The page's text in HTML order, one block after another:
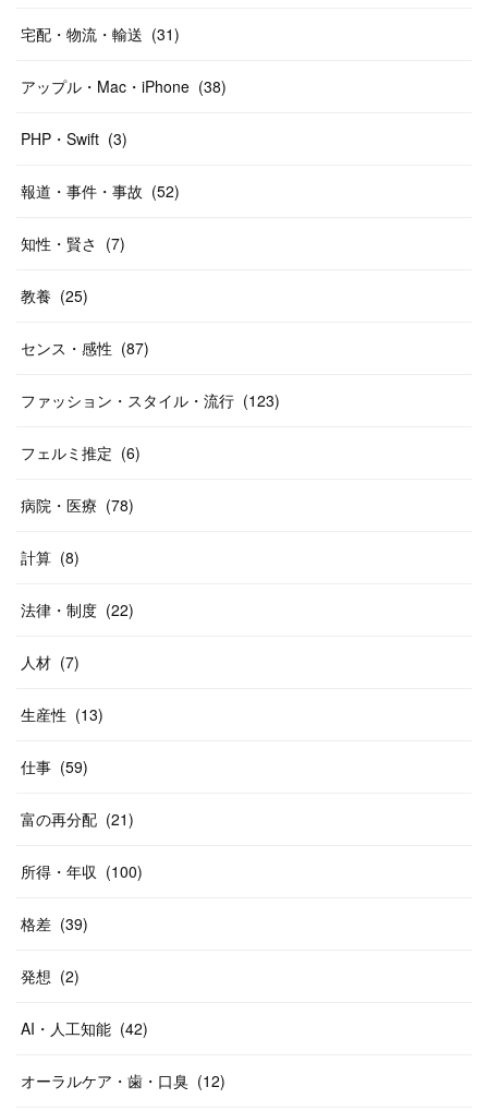
宅配・物流・輸送 (31)
アップル・Mac・iPhone (38)
PHP・Swift (3)
報道・事件・事故 (52)
知性・賢さ (7)
教養 (25)
センス・感性 (87)
ファッション・スタイル・流行 (123)
フェルミ推定 (6)
病院・医療 (78)
計算 (8)
法律・制度 (22)
人材 (7)
生産性 (13)
仕事 (59)
富の再分配 (21)
所得・年収 (100)
格差 (39)
発想 (2)
AI・人工知能 (42)
オーラルケア・歯・口臭 (12)